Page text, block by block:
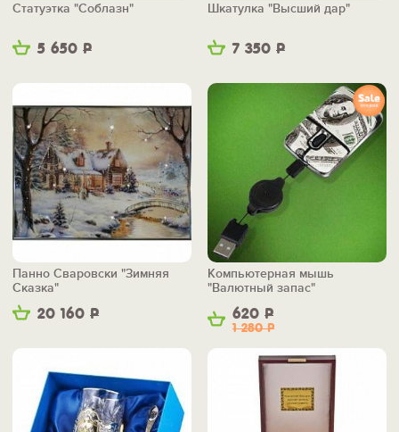
5 650 Р
Статуэтка "Соблазн"
7 350 Р
Шкатулка "Высший дар"
20 160 Р
Панно Сваровски "Зимняя
Сказка"
620 Р
1 280Р
Компьютерная мышь
"Валютный запас"